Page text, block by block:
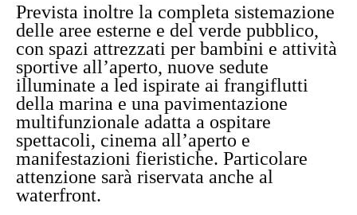
Prevista inoltre la completa sistemazione
delle aree esterne e del verde pubblico,
con spazi attrezzati per bambini e attività
sportive all’aperto, nuove sedute
illuminate a led ispirate ai frangiflutti
della marina e una pavimentazione
multifunzionale adatta a ospitare
spettacoli, cinema all’aperto e
manifestazioni fieristiche. Particolare
attenzione sarà riservata anche al
waterfront.